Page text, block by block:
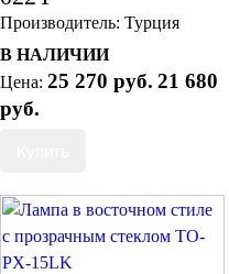
Производитель: Турция
В НАЛИЧИИ
Цена: 25 270 руб. 21 680
руб.